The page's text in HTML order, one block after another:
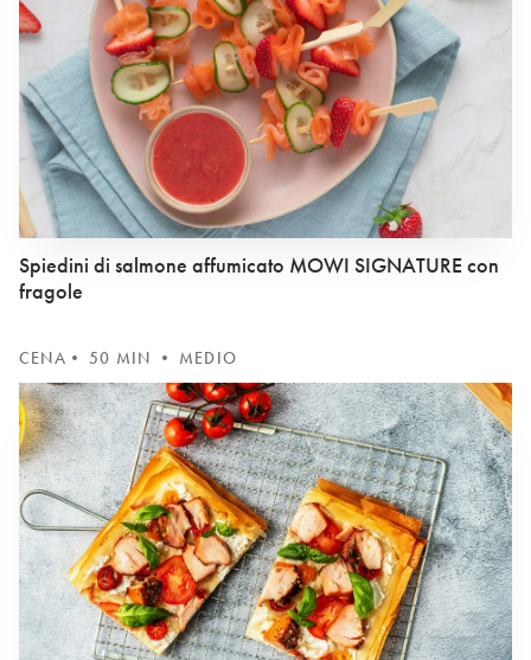
Spiedini di salmone affumicato MOWI SIGNATURE con
fragole
CENA • 50 MIN • MEDIO